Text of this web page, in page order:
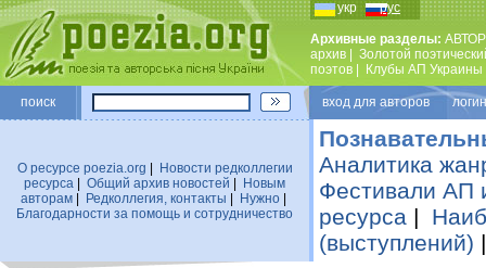
укр рус
Архивные разделы:
архив
Золотой
поэтов
Клубы АП Украины
поиск вход для авторов
О ресурсе poezia.org
Новости редколлегии
ресурса
Общий архив новостей
Новым
авторам| Редколлегия, контакты Нужно|
Благодарности за помощь и сотрудничество
Аналитика
Фестивали АП
ресурса |
(выступлений)